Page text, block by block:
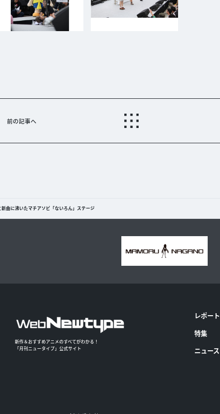
前の記事へ
新曲に沸いたマチアソビ「ないろん」ステージ
新作＆おすすめアニメのすべてがわかる！
「月刊ニュータイプ」公式サイト
レポート
特集
ニュース